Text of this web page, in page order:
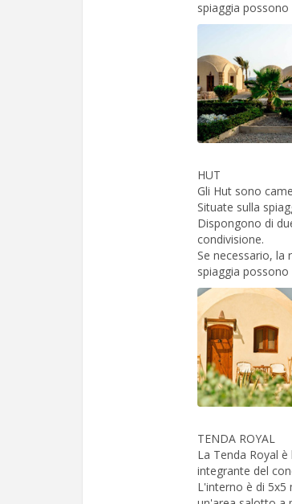
spiaggia
HUT
Gli Hut sono
Situate sulla
Dispongono di
condivisione.
Se necessario,
spiaggia
TENDA ROYAL
La Tenda Royal
integrante del
L'interno è di